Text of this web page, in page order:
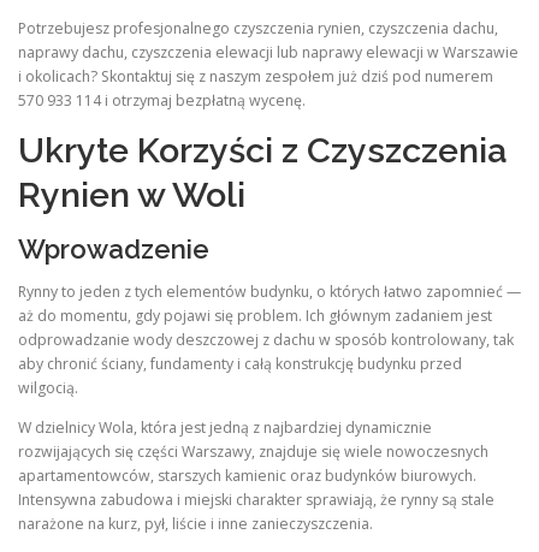
Potrzebujesz profesjonalnego czyszczenia rynien, czyszczenia dachu,
naprawy dachu, czyszczenia elewacji lub naprawy elewacji w Warszawie
i okolicach? Skontaktuj się z naszym zespołem już dziś pod numerem
570 933 114 i otrzymaj bezpłatną wycenę.
Ukryte Korzyści z Czyszczenia
Rynien w Woli
Wprowadzenie
Rynny to jeden z tych elementów budynku, o których łatwo zapomnieć —
aż do momentu, gdy pojawi się problem. Ich głównym zadaniem jest
odprowadzanie wody deszczowej z dachu w sposób kontrolowany, tak
aby chronić ściany, fundamenty i całą konstrukcję budynku przed
wilgocią.
W dzielnicy Wola, która jest jedną z najbardziej dynamicznie
rozwijających się części Warszawy, znajduje się wiele nowoczesnych
apartamentowców, starszych kamienic oraz budynków biurowych.
Intensywna zabudowa i miejski charakter sprawiają, że rynny są stale
narażone na kurz, pył, liście i inne zanieczyszczenia.